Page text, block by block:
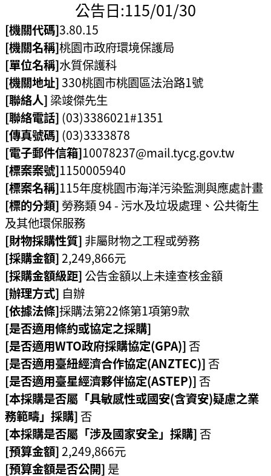
環
境
品
質
便
民
服
務
資
訊
公
開
所
屬
機
關
電
動
機
車
巨
大
廢
家
俱
公告日:115/01/30
[機關代碼]3.80.15
[機關名稱]桃園市政府環境保護局
[單位名稱]水質保護科
[機關地址]330桃園市桃園區法治路1號
[聯絡人] 梁竣傑先生
[聯絡電話] (03)3386021#1351
[傳真號碼] (03)3333878
[電子郵件信箱]10078237@mail.tycg.gov.tw
[標案案號]1150005940
[標案名稱]115年度桃園市海洋污染監測與應處計畫
[標的分類] 勞務類 94 - 污水及垃圾處理、公共衛生
及其他環保服務
[財物採購性質] 非屬財物之工程或勞務
[採購金額] 2,249,866元
[採購金額級距] 公告金額以上未達查核金額
[辦理方式] 自辦
[依據法條]採購法第22條第1項第9款
[是否適用條約或協定之採購]
[是否適用WTO政府採購協定(GPA)] 否
[是否適用臺紐經濟合作協定(ANZTEC)] 否
[是否適用臺星經濟夥伴協定(ASTEP)] 否
[本採購是否屬「具敏感性或國安(含資安)疑慮之業
務範疇」採購] 否
[本採購是否屬「涉及國家安全」採購] 否
[預算金額] 2,249,866元
[預算金額是否公開] 是